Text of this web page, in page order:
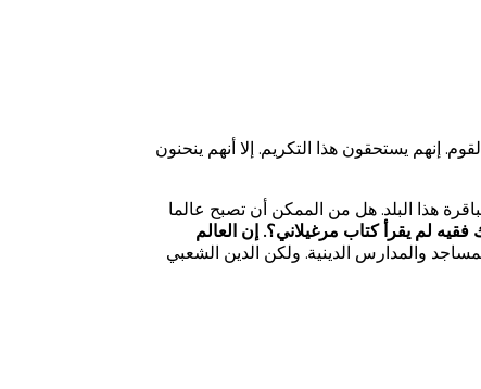
إنهم يستحقون هذا التكريم. إلا أنهم ينحنون
هذا البلد. هل من الممكن أن تصبح عالما
لم يقرأ كتاب مرغيلاني؟. إن العالم
والمدارس الدينية. ولكن الدين الشعبي